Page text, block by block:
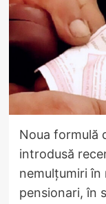
Noua formulă
introdusă
nemulțumiri în
pensionari, în